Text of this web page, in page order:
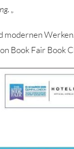
„
modernen
Book Fair Book